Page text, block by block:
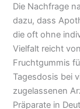
Die Nachfrage
dazu, dass
die oft ohne
Vielfalt reicht
Fruchtgummis
Tagesdosis bei
zugelassenen
Präparate in